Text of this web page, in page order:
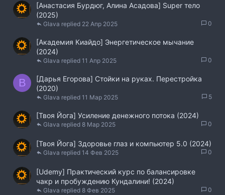
[Анастасия Бурдюг, Алина Асадова] Super тело
(2025)
0
22 Апр 2025
Glava
[Академия Киайдо] Энергетическое мычание
(2024)
0
11 Апр 2025
Glava
B
[Дарья Егорова] Стойки на руках. Перестройка
(2020)
5
11 Мар 2025
Glava
[Твоя Йога] Усиление денежного потока (2024)
0
8 Мар 2025
Glava
[Твоя Йога] Здоровье глаз и компьютер 5.0 (2024)
0
14 Фев 2025
Glava
[Udemy] Практический курс по балансировке
чакр и пробуждению Кундалини! (2024)
0
8 Фев 2025
Glava